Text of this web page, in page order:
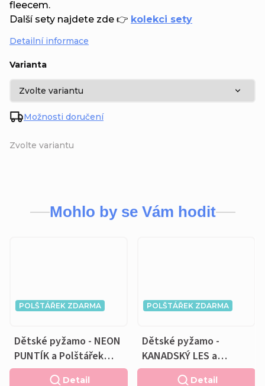
Zvolte variantu
Varianta
Možnosti doručení
fleecem.
Další sety najdete zde 👉 kolekci sety
Detailní informace
Mohlo by se Vám hodit
POLŠTÁŘEK ZDARMA
Dětské pyžamo - NEON
PUNTÍK a Polštářek
ZDARMA
Detail
POLŠTÁŘEK ZDARMA
Dětské pyžamo -
KANADSKÝ LES a
Polštářek ZDARMA
Detail